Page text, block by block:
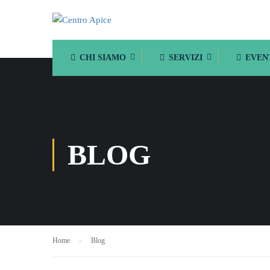
CHI SIAMO SERVIZI
BLOG
Home Blog